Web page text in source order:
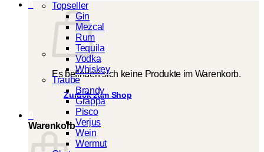
Es befinden sich keine Produkte im Warenkorb.
Zurück zum Shop
Warenkorb
Topseller
Gin
Mezcal
Rum
Tequila
Vodka
Whiskey
Traube
Brandy
Grappa
Pisco
Verjus
Wein
Wermut